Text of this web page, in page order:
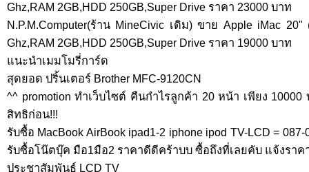
Ghz,RAM 2GB,HDD 250GB,Super Drive ราคา 23000 บาท
N.P.M.Computer(ร้าน MineCivic เดิม) ขาย Apple iMac
Ghz,RAM 2GB,HDD 250GB,Super Drive ราคา 19000 บาท
แนะนำเมมโมรี่การ์ด
สุดยอด ปริ้นเตอร์ Brother MFC-9120CN
^^ promotion ทำเว็บไซต์ คืนกำไรลูกค้า 20 หน้า เพียง
สิทธิก่อน!!!
รับซื้อ MacBook AirBook ipad1-2 iphone ipod TV-LCD =
รับซื้อโน๊ตบุ๊ค มือ1มือ2 ราคาดีดีคร้าบบ ซื้อถึงที่เลยคับ แจ้งราค
ประชาสัมพันธ์ LCD TV